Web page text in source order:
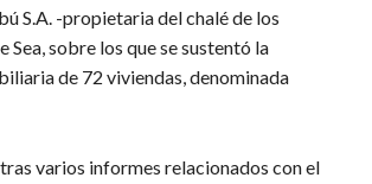
S.A. -propietaria del chalé de los
Sea, sobre los que se sustentó la
de 72 viviendas, denominada
varios informes relacionados con el